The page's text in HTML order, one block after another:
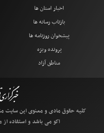
اخبار استان ها
بازتاب رسانه ها
پیشخوان روزنامه ها
پرونده ویژه
مناطق آزاد
کلیه حقوق مادی و معنوی این سایت
اکو می باشد و استفاده